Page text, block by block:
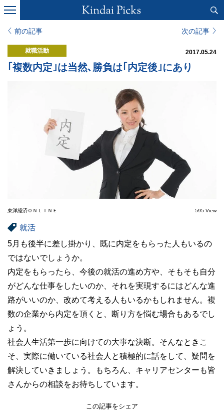
前の記事 次の記事
就職活動 2017.05.24
｢複数内定｣は当然､勝負は｢内定後｣にあり
東洋経済ＯＮＬＩＮＥ 595 View
就活
5月も後半に差し掛かり、既に内定をもらった人もいるの
ではないでしょうか。
内定をもらったら、今後の就活の進め方や、そもそも自分
がどんな仕事をしたいのか、それを実現するにはどんな進
路がいいのか、改めて考える人もいるかもしれません。複
数の企業から内定を頂くと、断り方を悩む場合もあるでし
ょう。
社会人生活第一歩に向けての大事な決断。そんなときこ
そ、実際に働いている社会人と積極的に話をして、疑問を
解決していきましょう。もちろん、キャリアセンターも皆
さんからの相談をお待ちしています。
この記事をシェア